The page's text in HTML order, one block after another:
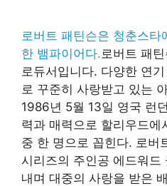
로버트 패틴슨은 청춘스
한 뱀파이어다. 로버트 패
로듀서입니다. 다양한 연
로 꾸준히 사랑받고 있는
1986년 5월 13일 영국 런
력과 매력으로 할리우드에
중 한 명으로 꼽힌다. 로버
시리즈의 주인공 에드워
내며 대중의 사랑을 받은